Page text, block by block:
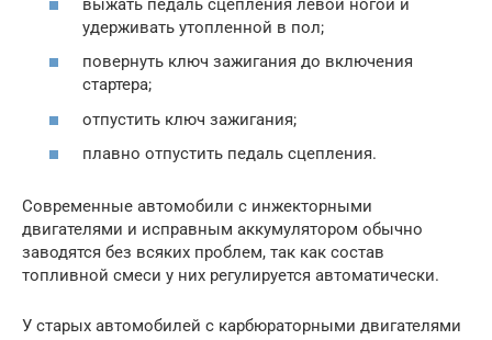
выжать педаль сцепления левой ногой и
удерживать утопленной в пол;
повернуть ключ зажигания до включения
стартера;
отпустить ключ зажигания;
плавно отпустить педаль сцепления.
Современные автомобили с инжекторными
двигателями и исправным аккумулятором обычно
заводятся без всяких проблем, так как состав
топливной смеси у них регулируется автоматически.
У старых автомобилей с карбюраторными двигателями